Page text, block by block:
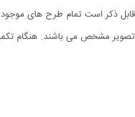
تصویر مشخص می باشند. هنگام